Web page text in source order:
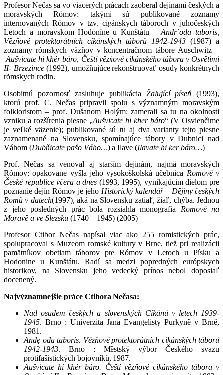
Profesor Nečas sa vo viacerých prácach zaoberal dejinami českých a
moravských Rómov: takými sú publikované zoznamy
internovaných Rómov v tzv. cigánskych táboroch v juhočeských
Letoch a moravskom Hodoníne u Kunštátu –Andr´oda taboris,
Vězňové protektorátních cikánských táborů 1942-1943 (1987) a
zoznamy rómskych väzňov v koncentračnom tábore Auschwitz –
Aušvicate hi khér báro, Čeští vězňové cikánského tábora v Osvětimi
II- Brzezince(1992), umožňujúce rekonštruovať osudy konkrétnych
rómskych rodín.
Osobitnú pozornosť zasluhuje publikácia Žalující píseň (1993),
ktorú prof. C. Nečas pripravil spolu s významným moravským
folkloristom – prof. Dušanom Holým: zamerali sa tu na okolnosti
vzniku a rozšírenia piesne „Aušvicate hi kher báro“ (V Osvienčime
je veľké väzenie); publikované sú tu aj dva varianty tejto piesne
zaznamenané na Slovensku, spomínajúce tábory v Dubnici nad
Váhom (Dubňicate pašo Váho…) a Ilave (Ilavate hi ker báro…)
Prof. Nečas sa venoval aj starším dejinám, najmä moravských
Rómov: opakovane vyšla jeho vysokoškolská učebnica Romové v
České republice včera a dnes (1993, 1995), vynikajúcim dielom pre
poznanie dejín Rómov je jeho Historický kalendář – Dějiny českých
Romů v datech(1997), aká na Slovensku zatiaľ, žiaľ, chýba. Jednou
z jeho posledných prác bola rozsiahla monografia Romové na
Moravě a ve Slezsku (1740 – 1945) (2005)
Profesor Ctibor Nečas napísal viac ako 255 romistických prác,
spolupracoval s Muzeom romské kultury v Brne, tiež pri realizácii
pamätníkov obetiam táborov pre Rómov v Letoch u Písku a
Hodonine u Kunštátu. Radí sa medzi popredných európskych
historikov, na Slovensku jeho vedecký prínos nebol doposiaľ
docenený.
Najvýznamnejšie práce Ctibora Nečasa:
Nad osudem českých a slovenských Cikánů v letech 1939-
1945. Brno : Univerzita Jana Evangelisty Purkyně v Brně,
1981.
Andę oda taboris. Vězňové protektorátních cikánských táborů
1942-1943. Brno : Městský výbor Českého svazu
protifašistických bojovníků, 1987.
Aušvicate hi khér báro. Čeští vězňové cikánského tábora v